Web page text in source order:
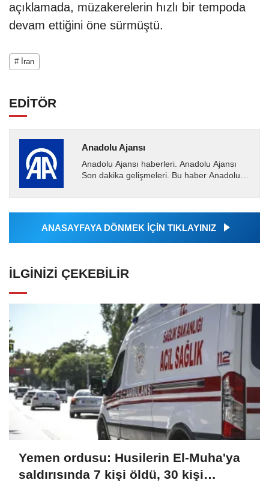
açıklamada, müzakerelerin hızlı bir tempoda
devam ettiğini öne sürmüştü.
# İran
EDİTÖR
Anadolu Ajansı
Anadolu Ajansı haberleri. Anadolu Ajansı
Son dakika gelişmeleri. Bu haber Anadolu
Ajansı tarafından...
ANASAYFAYA DÖNMEK İÇİN TIKLAYINIZ
İLGINIZI ÇEKEBILIR
Yemen ordusu: Husilerin El-Muha'ya
saldırısında 7 kişi öldü, 30 kişi